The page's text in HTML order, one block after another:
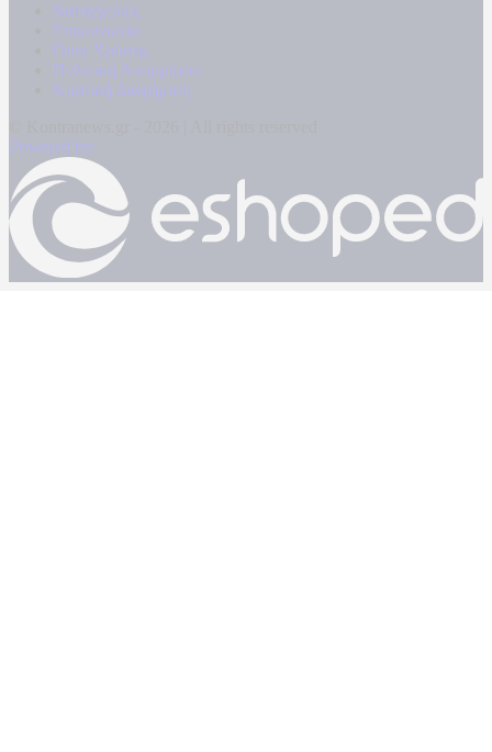
Καταγγελίες
Επικοινωνία
Όροι Χρήσης
Πολιτική Απορρήτου
Κρατική Διαφήμιση
Powered by: